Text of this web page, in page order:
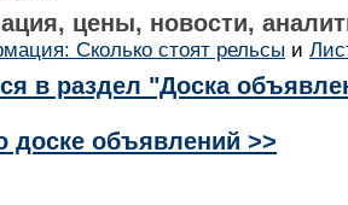
цены, новости,
Сколько стоят рельсы и
в раздел "Доска
доске объявлений >>